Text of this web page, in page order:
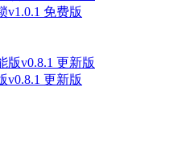
v1.0.1 免费版
v0.8.1 更新版